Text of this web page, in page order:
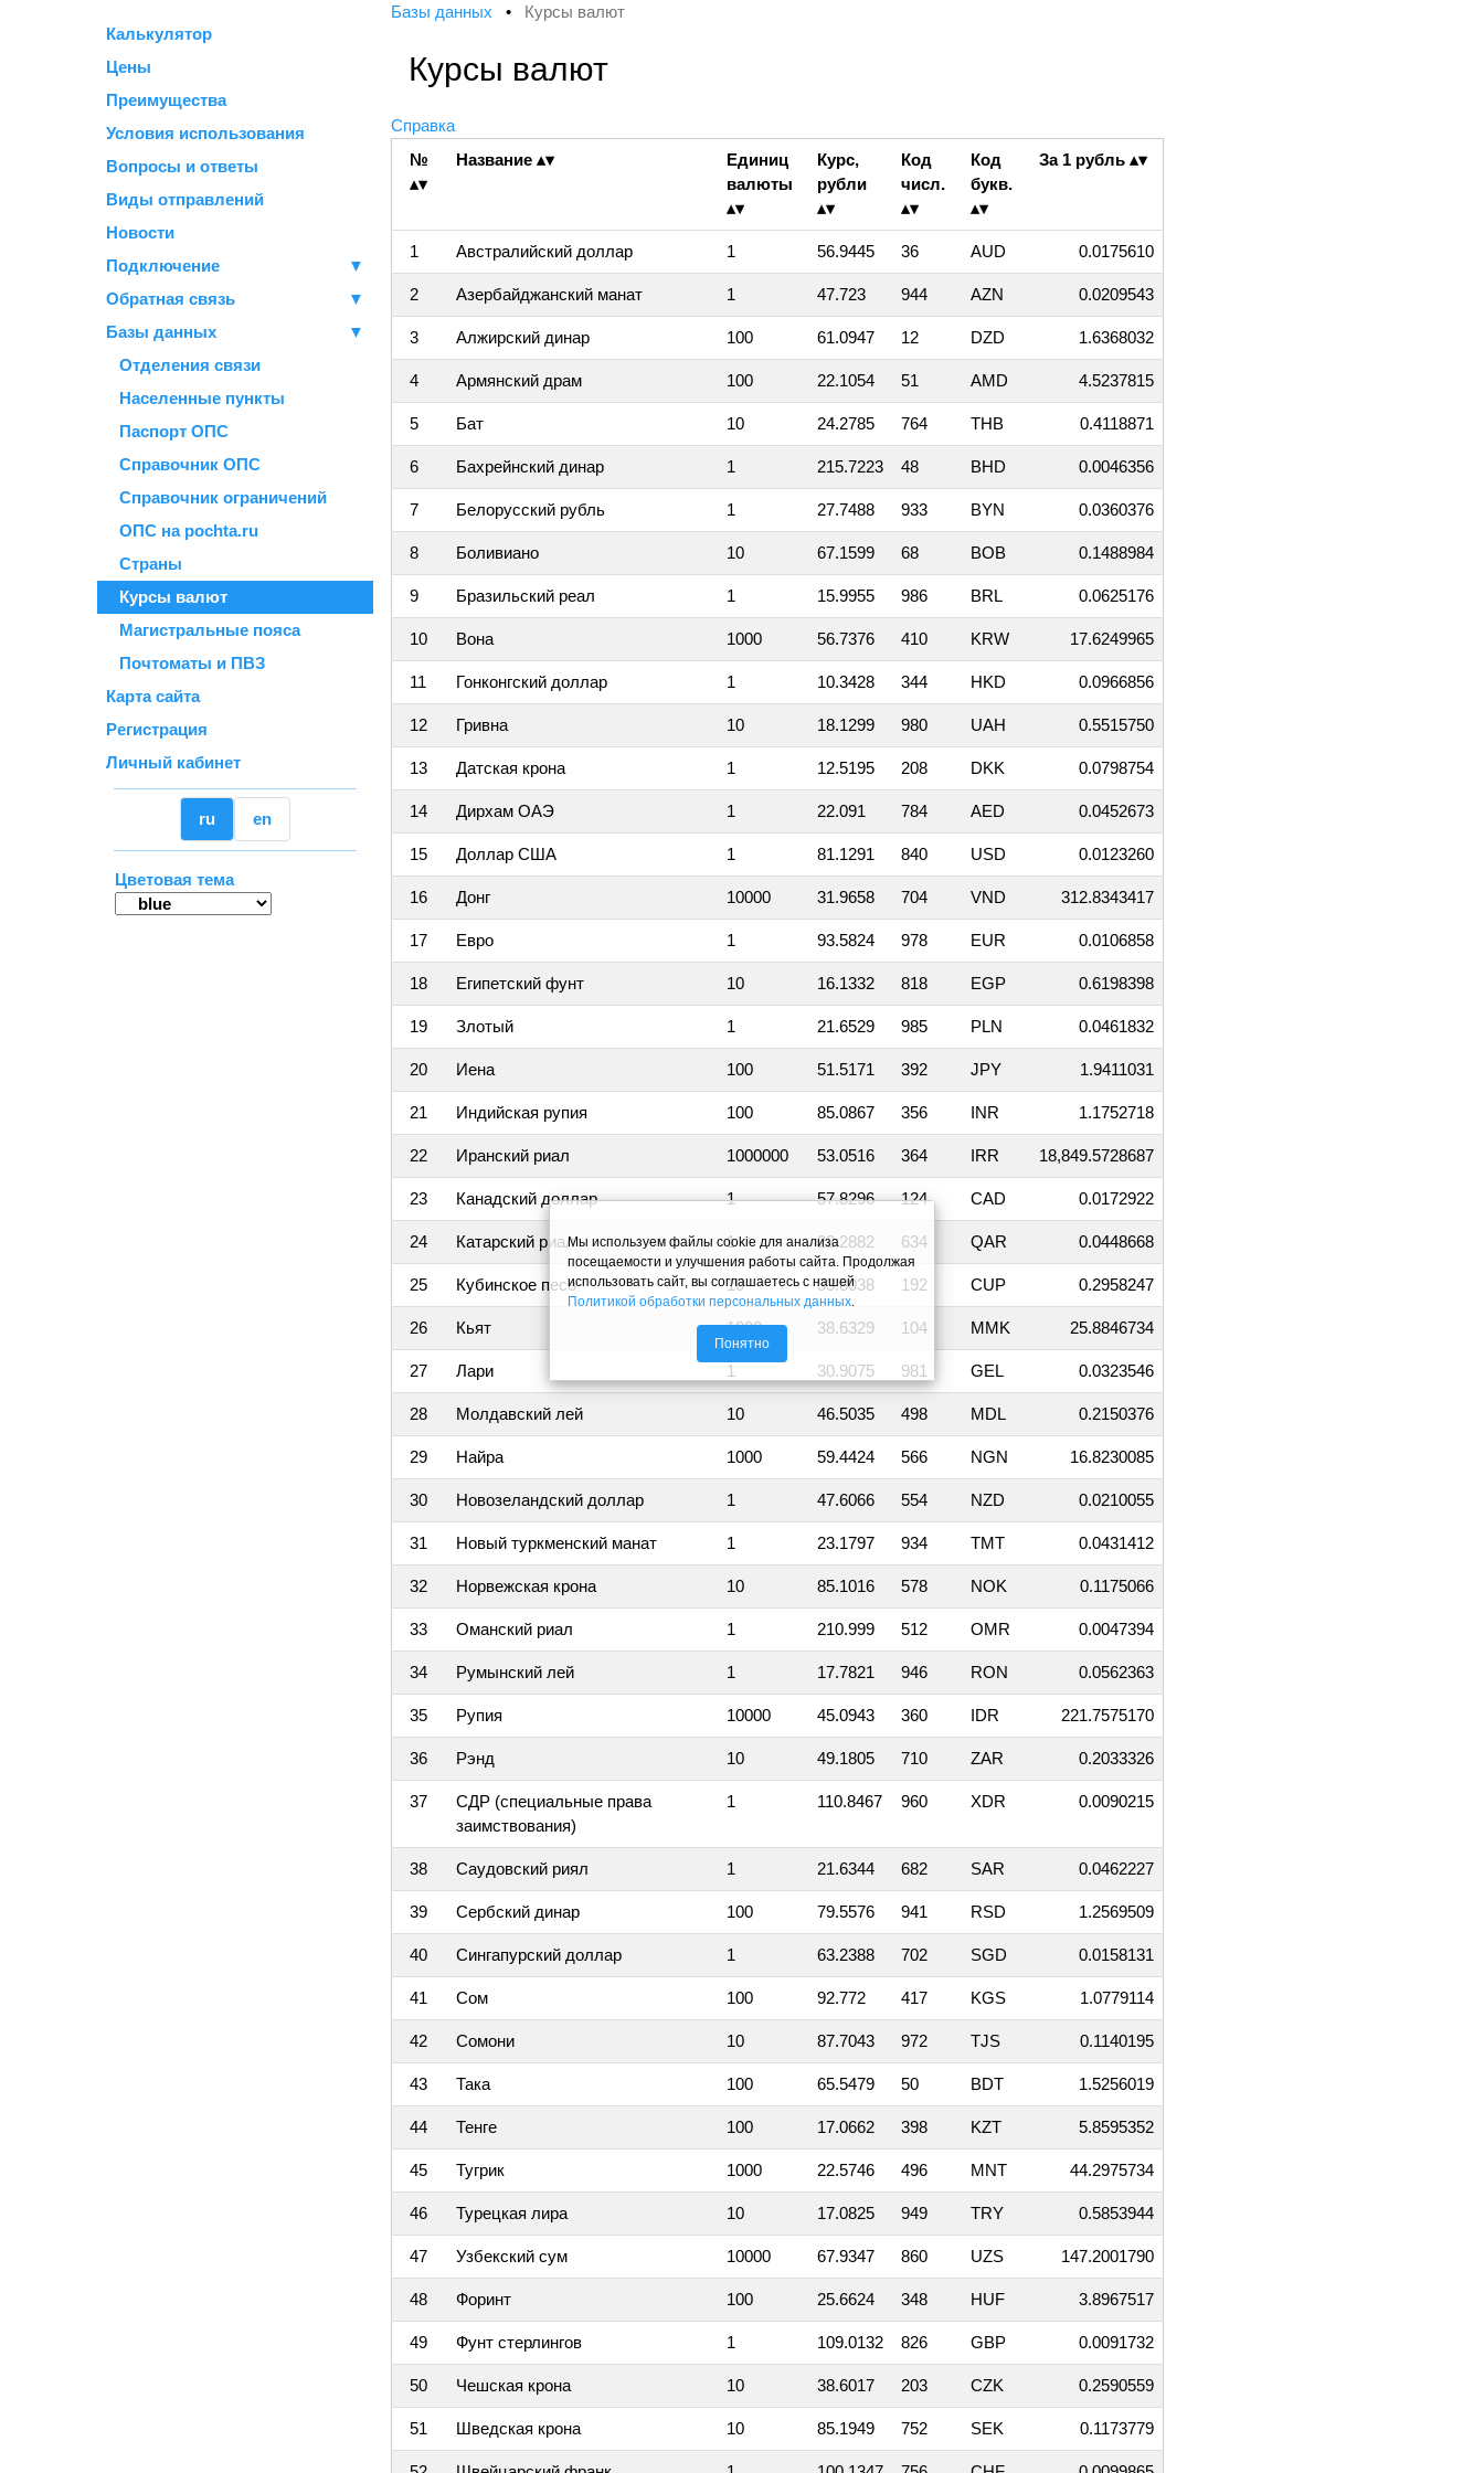
Калькулятор
Цены
Преимущества
Условия использования
Вопросы и ответы
Виды отправлений
Новости
Подключение
▼
Обратная связь
▼
Базы данных
▼
Отделения связи
Населенные пункты
Паспорт ОПС
Справочник ОПС
Справочник ограничений
ОПС на pochta.ru
Страны
Курсы валют
Магистральные пояса
Почтоматы и ПВЗ
Карта сайта
Регистрация
Личный кабинет
ru en
Цветовая тема
Базы данных • Курсы валют
Курсы валют
Справка
№
Название
Единиц
валюты
Курс,
рубли
Код
числ.
Код
букв.
За 1 рубль
1 Австралийский доллар 1 56.9445 36 AUD 0.0175610
2 Азербайджанский манат 1 47.723 944 AZN 0.0209543
3 Алжирский динар 100 61.0947 12 DZD 1.6368032
4 Армянский драм 100 22.1054 51 AMD 4.5237815
5 Бат 10 24.2785 764 THB 0.4118871
6 Бахрейнский динар 1 215.7223 48 BHD 0.0046356
7 Белорусский рубль 1 27.7488 933 BYN 0.0360376
8 Боливиано 10 67.1599 68 BOB 0.1488984
9 Бразильский реал 1 15.9955 986 BRL 0.0625176
10 Вона 1000 56.7376 410 KRW 17.6249965
11 Гонконгский доллар 1 10.3428 344 HKD 0.0966856
12 Гривна 10 18.1299 980 UAH 0.5515750
13 Датская крона 1 12.5195 208 DKK 0.0798754
14 Дирхам ОАЭ 1 22.091 784 AED 0.0452673
15 Доллар США 1 81.1291 840 USD 0.0123260
16 Донг 10000 31.9658 704 VND 312.8343417
17 Евро 1 93.5824 978 EUR 0.0106858
18 Египетский фунт 10 16.1332 818 EGP 0.6198398
19 Злотый 1 21.6529 985 PLN 0.0461832
20 Иена 100 51.5171 392 JPY 1.9411031
21 Индийская рупия 100 85.0867 356 INR 1.1752718
22 Иранский риал 1000000 53.0516 364 IRR 18,849.5728687
23 Канадский доллар 1 57.8296 124 CAD 0.0172922
24 Катарский риал 1 22.2882 634 QAR 0.0448668
25 Кубинское песо 10 33.8038 192 CUP 0.2958247
26 Кьят 1000 38.6329 104 MMK 25.8846734
27 Лари 1 30.9075 981 GEL 0.0323546
28 Молдавский лей 10 46.5035 498 MDL 0.2150376
29 Найра 1000 59.4424 566 NGN 16.8230085
30 Новозеландский доллар 1 47.6066 554 NZD 0.0210055
31 Новый туркменский манат 1 23.1797 934 TMT 0.0431412
32 Норвежская крона 10 85.1016 578 NOK 0.1175066
33 Оманский риал 1 210.999 512 OMR 0.0047394
34 Румынский лей 1 17.7821 946 RON 0.0562363
35 Рупия 10000 45.0943 360 IDR 221.7575170
36 Рэнд 10 49.1805 710 ZAR 0.2033326
37
СДР (специальные права
заимствования)
1 110.8467 960 XDR 0.0090215
38 Саудовский риял 1 21.6344 682 SAR 0.0462227
39 Сербский динар 100 79.5576 941 RSD 1.2569509
40 Сингапурский доллар 1 63.2388 702 SGD 0.0158131
41 Сом 100 92.772 417 KGS 1.0779114
42 Сомони 10 87.7043 972 TJS 0.1140195
43 Така 100 65.5479 50 BDT 1.5256019
44 Тенге 100 17.0662 398 KZT 5.8595352
45 Тугрик 1000 22.5746 496 MNT 44.2975734
46 Турецкая лира 10 17.0825 949 TRY 0.5853944
47 Узбекский сум 10000 67.9347 860 UZS 147.2001790
48 Форинт 100 25.6624 348 HUF 3.8967517
49 Фунт стерлингов 1 109.0132 826 GBP 0.0091732
50 Чешская крона 10 38.6017 203 CZK 0.2590559
51 Шведская крона 10 85.1949 752 SEK 0.1173779
Мы используем файлы cookie для анализа
посещаемости и улучшения работы сайта. Продолжая
использовать сайт, вы соглашаетесь с нашей
Политикой обработки персональных данных.
Понятно